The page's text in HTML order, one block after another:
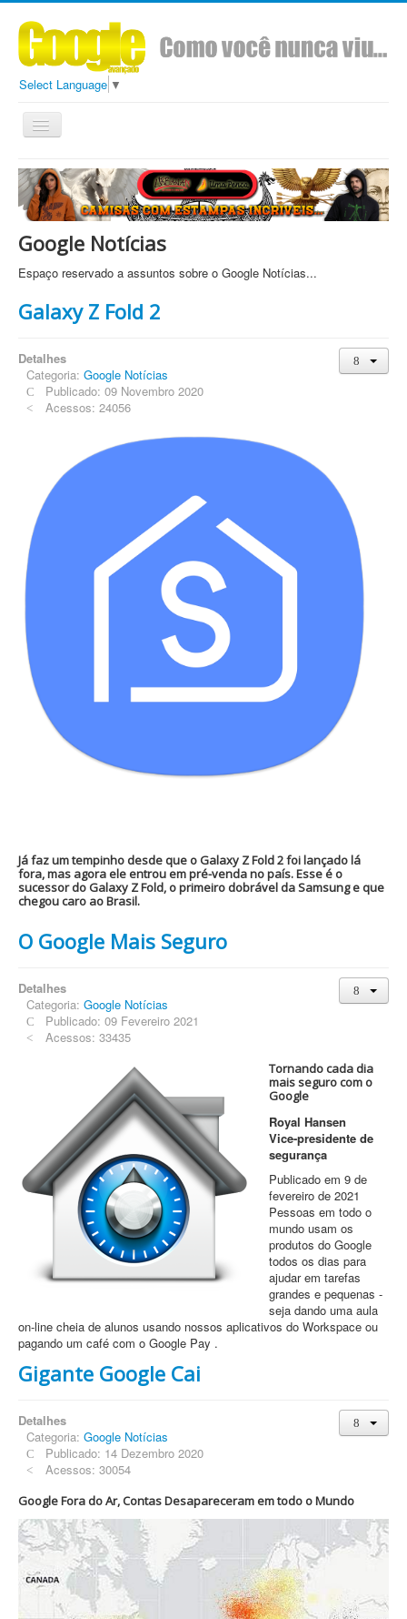
Select Language ▼
Toggle
Navigation
Google Notícias
Espaço reservado a assuntos sobre o Google Notícias...
Galaxy Z Fold 2
Detalhes
Categoria: Google Notícias
Publicado: 09 Novembro 2020
Acessos: 24056
Já faz um tempinho desde que o Galaxy Z Fold 2 foi lançado lá
fora, mas agora ele entrou em pré-venda no país. Esse é o
sucessor do Galaxy Z Fold, o primeiro dobrável da Samsung e que
chegou caro ao Brasil.
O Google Mais Seguro
Detalhes
Categoria: Google Notícias
Publicado: 09 Fevereiro 2021
Acessos: 33435
Tornando cada dia
mais seguro com o
Google
Royal Hansen
Vice-presidente de
segurança
Publicado em 9 de
fevereiro de 2021
Pessoas em todo o
mundo usam os
produtos do Google
todos os dias para
ajudar em tarefas
grandes e pequenas -
seja dando uma aula
on-line cheia de alunos usando nossos aplicativos do Workspace ou
pagando um café com o Google Pay .
Gigante Google Cai
Detalhes
Categoria: Google Notícias
Publicado: 14 Dezembro 2020
Acessos: 30054
Google Fora do Ar, Contas Desapareceram em todo o Mundo